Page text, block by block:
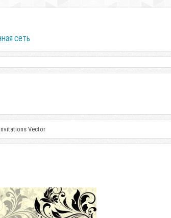
сеть
Vector